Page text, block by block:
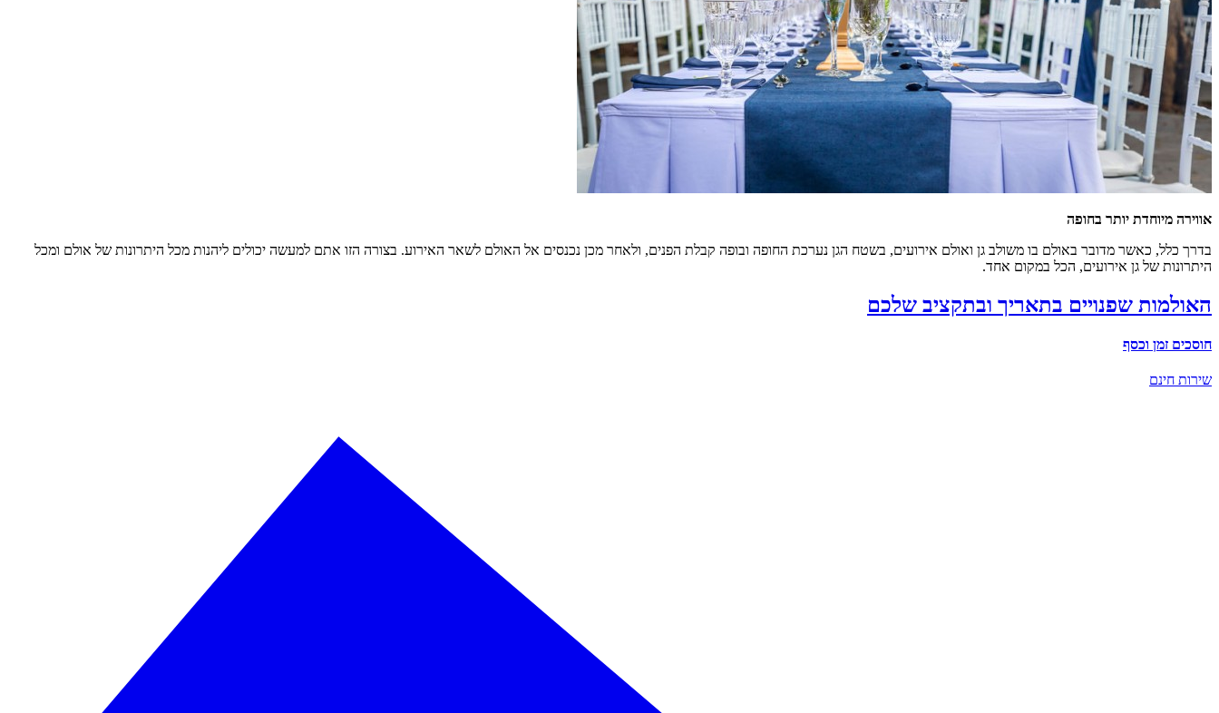
אווירה מיוחדת יותר בחופה
בדרך כלל, כאשר מדובר באולם בו משולב גן ואולם אירועים, בשטח הגן נערכת החופה ובופה קבלת הפנים, ולאחר מכן נכנסים אל האולם לשאר האירוע. בצורה הזו אתם למעשה יכולים ליהנות מכל היתרונות של אולם ומכל
היתרונות של גן אירועים, הכל במקום אחד.
האולמות שפנויים בתאריך ובתקציב שלכם
חוסכים זמן וכסף
שירות חינם